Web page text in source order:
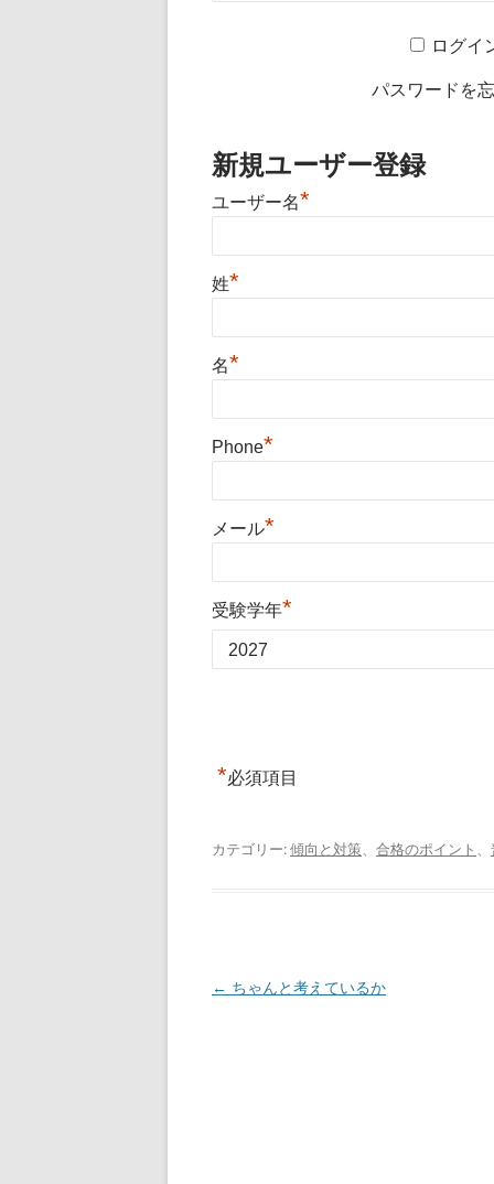
ログイ
パスワードを
新規ユーザー登録
ユーザー名*
姓*
名*
Phone*
メール*
受験学年*
*必須項目
カテゴリー:傾向と対策、 合格のポイント 、
投
← ちゃんと考えているか